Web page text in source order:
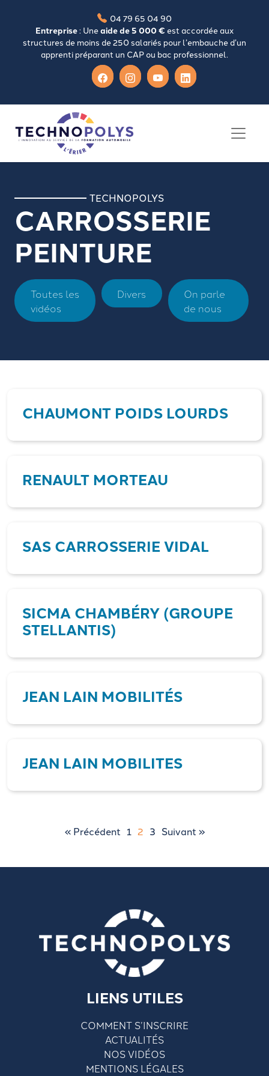
04 79 65 04 90
Entreprise: Uneaide de 5 000 € est accordée aux
structures de moins de 250 salariés pour l’embauche d’un
apprenti préparant un CAP ou bac professionnel.
TECHNOPOLYS
CARROSSERIE
PEINTURE
Toutes les
vidéos
Divers
On parle
de nous
CHAUMONT POIDS LOURDS
RENAULT MORTEAU
SAS CARROSSERIE VIDAL
SICMA CHAMBÉRY (GROUPE
STELLANTIS)
JEAN LAIN MOBILITÉS
JEAN LAIN MOBILITES
« Précédent 1 2 3 Suivant »
LIENS UTILES
COMMENT S’INSCRIRE
ACTUALITÉS
NOS VIDÉOS
MENTIONS LÉGALES